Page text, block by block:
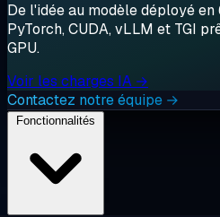
De l'idée au modèle déployé
PyTorch, CUDA, vLLM et TGI
GPU.
Voir les charges IA →
Contactez notre équipe →